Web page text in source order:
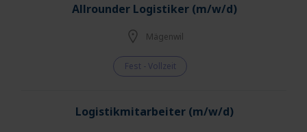
Allrounder Logistiker (m/w/d)
Mägenwil
Fest - Vollzeit
Logistikmitarbeiter (m/w/d)